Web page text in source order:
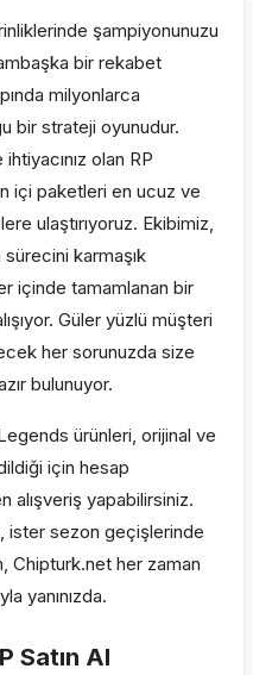
şampiyonunuzu
bir rekabet
milyonlarca
bir strateji oyunudur.
olan RP
içi paketleri en ucuz ve
ulaştırıyoruz. Ekibimiz,
karmaşık
içinde tamamlanan bir
Güler yüzlü müşteri
her sorunuzda size
bulunuyor.
ürünleri, orijinal ve
için hesap
alışveriş yapabilirsiniz.
ister sezon geçişlerinde
Chipturk.net her zaman
yanınızda.
Satın Al